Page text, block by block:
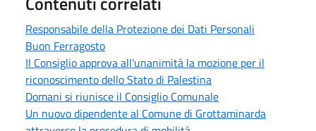
Responsabile della Protezione dei Dati Personali
Buon Ferragosto
Il Consiglio approva all'unanimità la mozione per il
riconoscimento dello Stato di Palestina
Domani si riunisce il Consiglio Comunale
Un nuovo dipendente al Comune di Grottaminarda